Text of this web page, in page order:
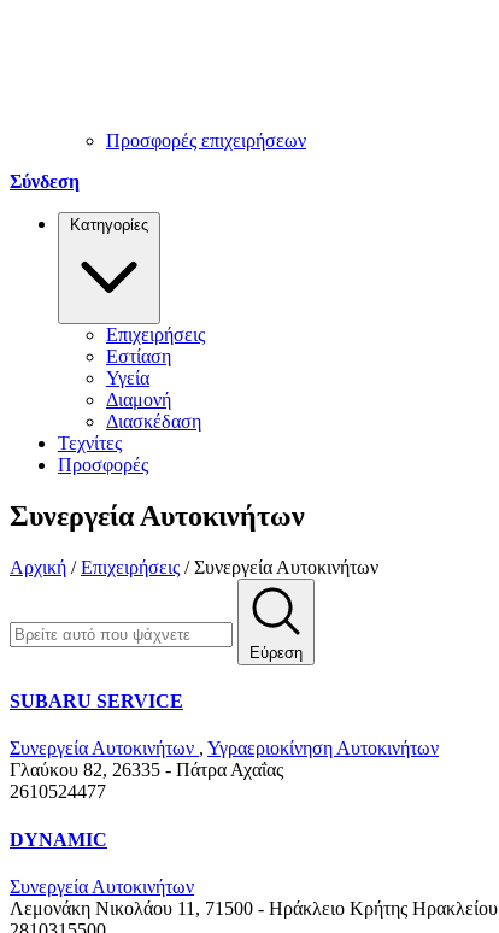
Προσφορές επιχειρήσεων
Σύνδεση
Κατηγορίες
Επιχειρήσεις
Εστίαση
Υγεία
Διαμονή
Διασκέδαση
Τεχνίτες
Προσφορές
Συνεργεία Αυτοκινήτων
Αρχική / Επιχειρήσεις / Συνεργεία Αυτοκινήτων
Εύρεση
SUBARU SERVICE
Συνεργεία Αυτοκινήτων , Υγραεριοκίνηση Αυτοκινήτων
Γλαύκου 82, 26335 - Πάτρα Αχαΐας
2610524477
DYNAMIC
Συνεργεία Αυτοκινήτων
Λεμονάκη Νικολάου 11, 71500 - Ηράκλειο Κρήτης Ηρακλείου